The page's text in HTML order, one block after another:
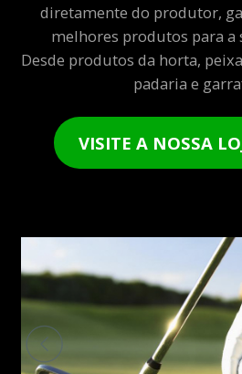
diretamente do produtor,
melhores produtos para a
Desde produtos da horta,
padaria e
VISITE A NOSSA